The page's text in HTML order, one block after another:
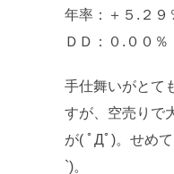
年率：＋５.２
ＤＤ：０.００％
手仕舞いがとて
すが、空売りで
が( ﾟДﾟ)。せめ
`)。